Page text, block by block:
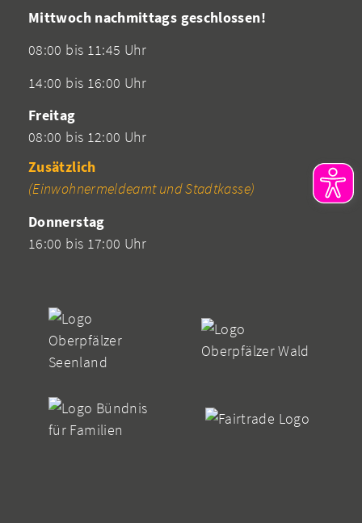
Mittwoch nachmittags geschlossen!
08:00 bis 11:45 Uhr
14:00 bis 16:00 Uhr
Freitag
08:00 bis 12:00 Uhr
Zusätzlich
(Einwohnermeldeamt und Stadtkasse)
Donnerstag
16:00 bis 17:00 Uhr